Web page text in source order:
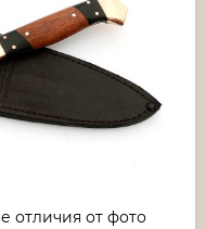
отличия от фото